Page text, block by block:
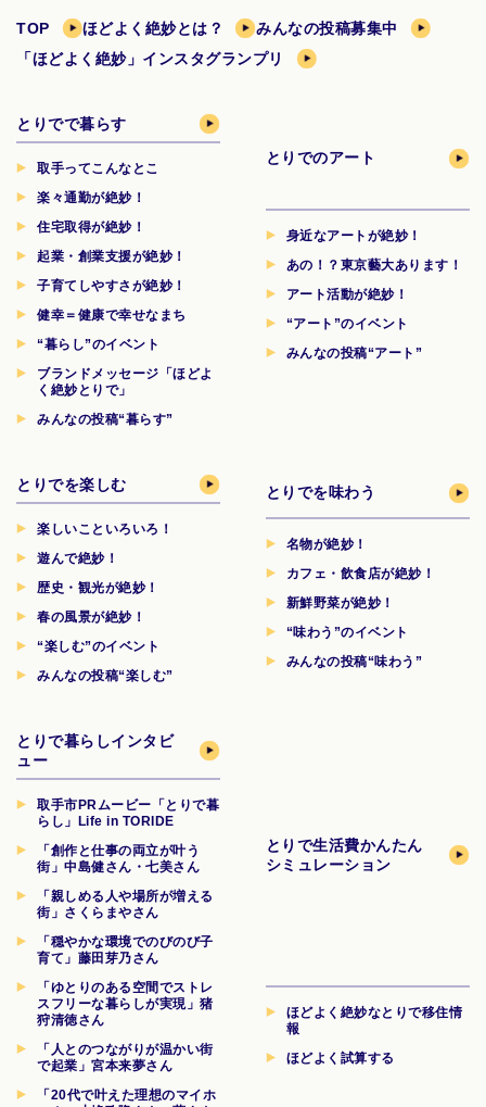
TOP ほどよく絶妙とは？
みんなの投稿募集中
「ほどよく絶妙」インスタグランプリ
とりでで暮らす
取手ってこんなとこ
楽々通勤が絶妙！
住宅取得が絶妙！
起業・創業支援が絶妙！
子育てしやすさが絶妙！
健幸＝健康で幸せなまち
“暮らし”のイベント
ブランドメッセージ「ほどよ
く絶妙とりで」
みんなの投稿“暮らす”
とりでのアート
身近なアートが絶妙！
あの！？東京藝大あります！
アート活動が絶妙！
“アート”のイベント
みんなの投稿“アート”
とりでを楽しむ
楽しいこといろいろ！
遊んで絶妙！
歴史・観光が絶妙！
春の風景が絶妙！
“楽しむ”のイベント
みんなの投稿“楽しむ”
とりでを味わう
名物が絶妙！
カフェ・飲食店が絶妙！
新鮮野菜が絶妙！
“味わう”のイベント
みんなの投稿“味わう”
とりで暮らしインタビ
ュー
取手市PRムービー「とりで暮
らし」Life in TORIDE
「創作と仕事の両立が叶う
街」中島健さん・七美さん
「親しめる人や場所が増える
街」さくらまやさん
「穏やかな環境でのびのび子
育て」藤田芽乃さん
「ゆとりのある空間でストレ
スフリーな暮らしが実現」猪
狩清徳さん
「人とのつながりが温かい街
で起業」宮本来夢さん
「20代で叶えた理想のマイホ
とりで生活費かんたん
シミュレーション
ほどよく絶妙なとりで移住情
報
ほどよく試算する